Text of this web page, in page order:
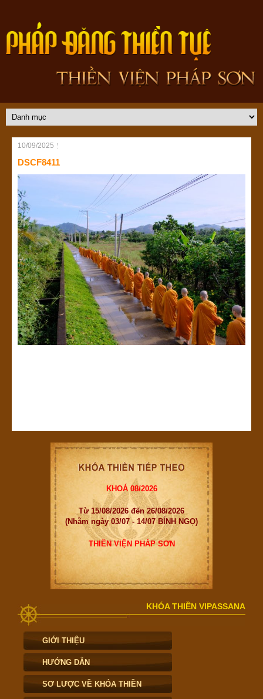
10/09/2025
DSCF8411
KHOÁ 08/2026
Từ 15/08/2026 đến 26/08/2026
(Nhằm ngày 03/07 - 14/07 BÍNH NGỌ)
THIỀN VIỆN PHÁP SƠN
KHÓA THIỀN VIPASSANA
GIỚI THIỆU
HƯỚNG DẪN
SƠ LƯỢC VỀ KHÓA THIỀN